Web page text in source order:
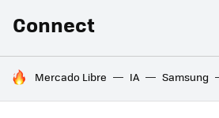
Connect
HOY SE HABLA DE
Mercado Libre IA Samsung